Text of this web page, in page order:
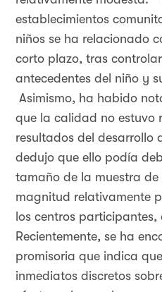
establecimientos
niños se ha relacionado
corto plazo, tras
antecedentes del niño y
Asimismo, ha habido
que la calidad no estuvo
resultados del desarrollo
dedujo que ello podía
tamaño de la muestra
magnitud relativamente
los centros
Recientemente, se ha
promisoria que indica
inmediatos discretos